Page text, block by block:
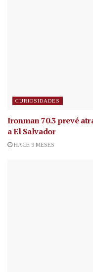
CURIOSIDADES
Ironman 70.3 prevé
a El Salvador
HACE 9 MESES